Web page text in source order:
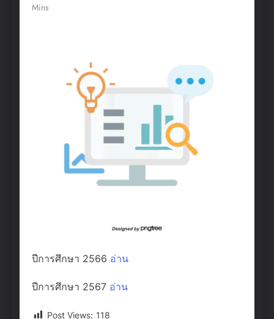
Mins
ปีการศึกษา 2566 อ่าน
ปีการศึกษา 2567 อ่าน
Post Views: 118